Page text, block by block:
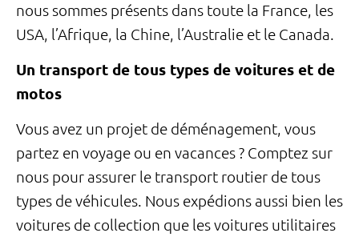
nous sommes présents dans toute la France, les
USA, l’Afrique, la Chine, l’Australie et le Canada.
Un transport de tous types de voitures et de
motos
Vous avez un projet de déménagement, vous
partez en voyage ou en vacances ? Comptez sur
nous pour assurer le transport routier de tous
types de véhicules. Nous expédions aussi bien les
voitures de collection que les voitures utilitaires